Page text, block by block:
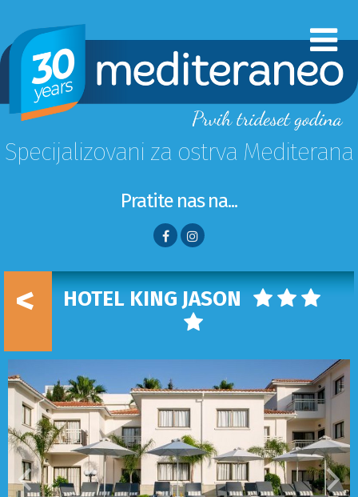
Specijalizovani za ostrva Mediterana
Pratite nas na...
< HOTEL KING JASON
Prethodni